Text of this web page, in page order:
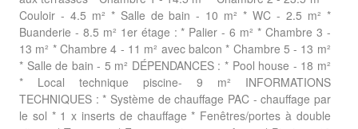
Couloir - 4.5 m² * Salle de bain - 10 m² * WC - 2.5 m² *
Buanderie - 8.5 m² 1er étage : * Palier - 6 m² * Chambre 3 -
13 m² * Chambre 4 - 11 m² avec balcon * Chambre 5 - 13 m²
* Salle de bain - 5 m² DÉPENDANCES : * Pool house - 18 m²
* Local technique piscine- 9 m² INFORMATIONS
TECHNIQUES : * Système de chauffage PAC - chauffage par
le sol * 1 x inserts de chauffage * Fenêtres/portes à double